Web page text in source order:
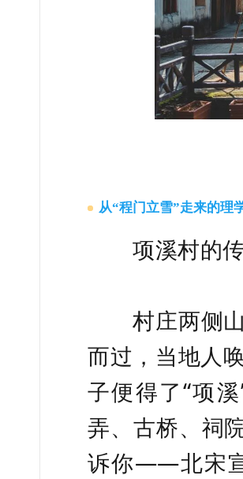
从“程门立雪”走来的理
项溪村的传
村庄两侧山
而过，当地人
子便得了“项
弄、古桥、祠
诉你——北宋